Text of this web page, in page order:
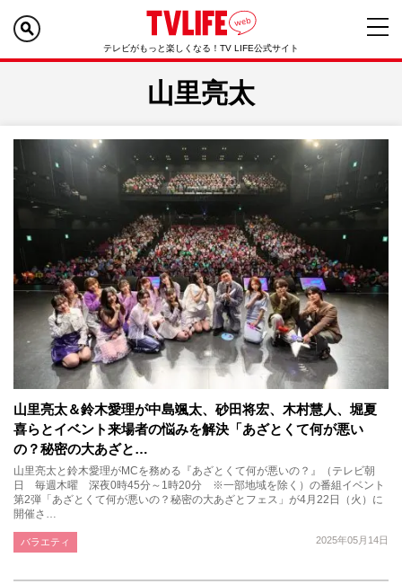
テレビがもっと楽しくなる！TV LIFE公式サイト
山里亮太
山里亮太＆鈴木愛理が中島颯太、砂田将宏、木村慧人、堀夏
喜らとイベント来場者の悩みを解決「あざとくて何が悪い
の？秘密の大あざと…
山里亮太と鈴木愛理がMCを務める『あざとくて何が悪いの？』（テレビ朝
日 毎週木曜 深夜0時45分～1時20分 ※一部地域を除く）の番組イベント
第2弾「あざとくて何が悪いの？秘密の大あざとフェス」が4月22日（火）に
開催さ…
2025年05月14日
バラエティ